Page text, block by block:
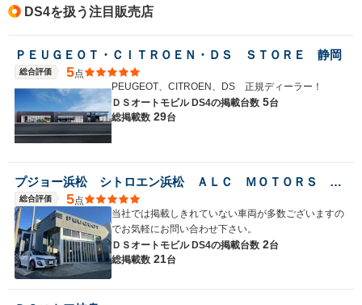
DS4を扱う注目販売店
ＰＥＵＧＥＯＴ・ＣＩＴＲＯＥＮ・ＤＳ ＳＴＯＲＥ 静岡
総合評価 5点
PEUGEOT、CITROEN、DS 正規ディーラー！
ＤＳオートモビル DS4の掲載台数 5台
総掲載数 29台
プジョー浜松 シトロエン浜松 ＡＬＣ ＭＯＴＯＲＳ ＧＲＯＵＰ
総合評価 5点
当社では掲載しきれていない車両が多数ございますの
でお気軽にお問い合わせ下さい。
ＤＳオートモビル DS4の掲載台数 2台
総掲載数 21台